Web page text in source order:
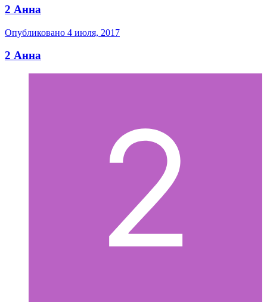
2 Анна
Опубликовано 4 июля, 2017
2 Анна